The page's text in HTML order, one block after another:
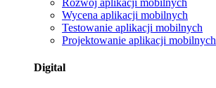
Rozwój aplikacji mobilnych
Wycena aplikacji mobilnych
Testowanie aplikacji mobilnych
Projektowanie aplikacji mobilnych
Digital